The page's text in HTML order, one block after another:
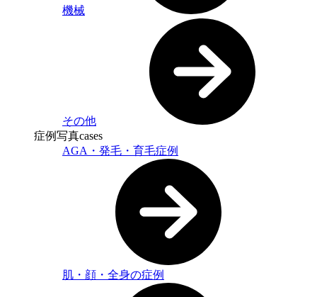
機械
その他
症例写真cases
AGA・発毛・育毛症例
肌・顔・全身の症例